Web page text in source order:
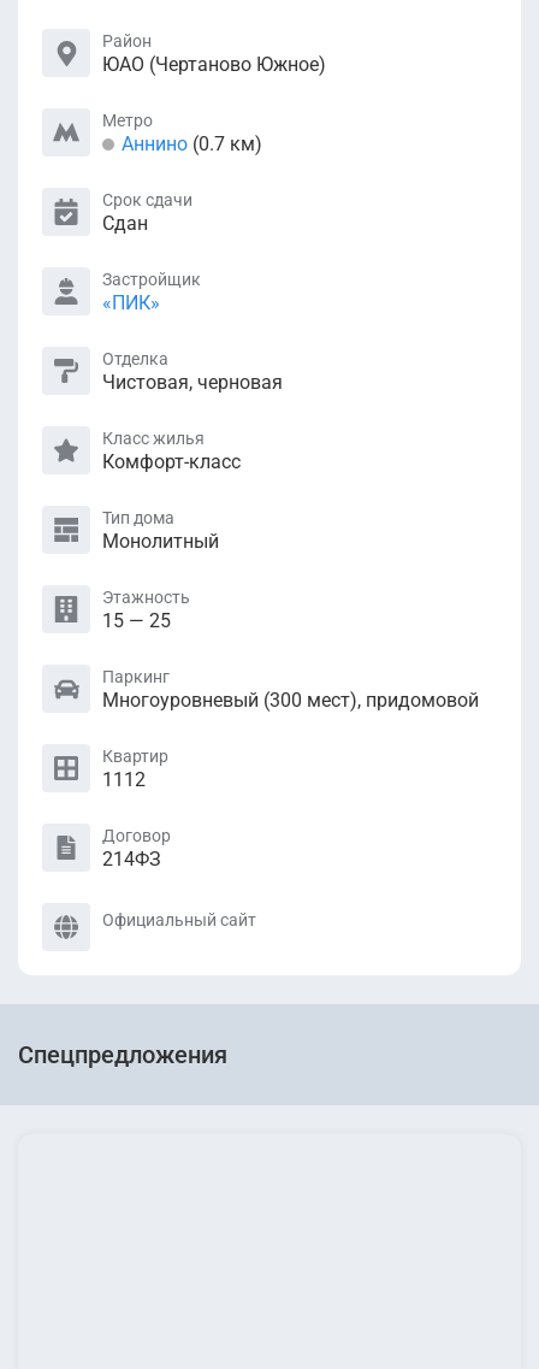
Район
ЮАО (Чертаново Южное)
Метро
Аннино (0.7 км)
Срок сдачи
Сдан
Застройщик
«ПИК»
Отделка
Чистовая, черновая
Класс жилья
Комфорт-класс
Тип дома
Монолитный
Этажность
15 — 25
Паркинг
Многоуровневый (300 мест), придомовой
Квартир
1112
Договор
214ФЗ
Официальный сайт
Спецпредложения